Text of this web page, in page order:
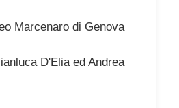
Marcenaro di Genova
D'Elia ed Andrea